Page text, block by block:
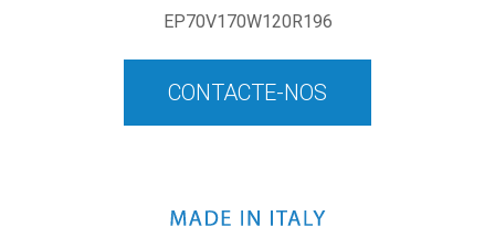
EP70V170W120R196
CONTACTE-NOS